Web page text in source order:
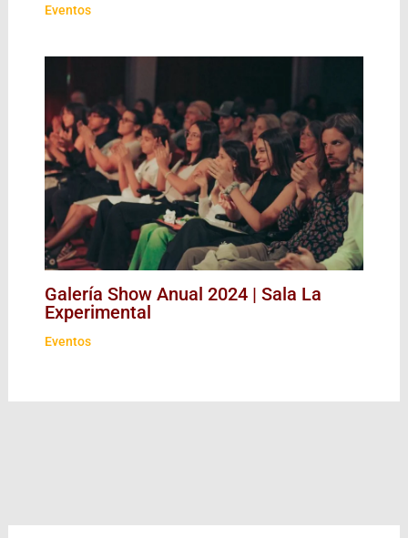
Eventos
Galería Show Anual 2024 | Sala La
Experimental
Eventos